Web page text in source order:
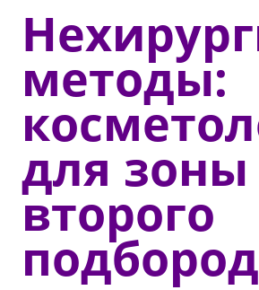
методы:
для зоны
второго